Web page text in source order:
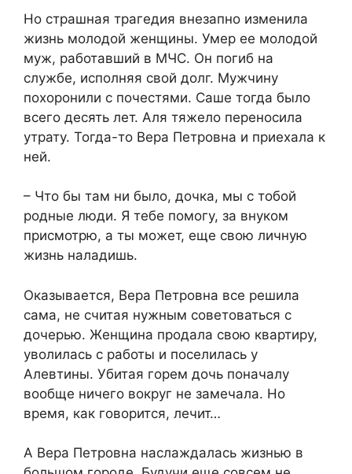
Но страшная трагедия внезапно изменила
жизнь молодой женщины. Умер ее молодой
муж, работавший в МЧС. Он погиб на
службе, исполняя свой долг. Мужчину
похоронили с почестями. Саше тогда было
всего десять лет. Аля тяжело переносила
утрату. Тогда-то Вера Петровна и приехала к
ней.
– Что бы там ни было, дочка, мы с тобой
родные люди. Я тебе помогу, за внуком
присмотрю, а ты может, еще свою личную
жизнь наладишь.
Оказывается, Вера Петровна все решила
сама, не считая нужным советоваться с
дочерью. Женщина продала свою квартиру,
уволилась с работы и поселилась у
Алевтины. Убитая горем дочь поначалу
вообще ничего вокруг не замечала. Но
время, как говорится, лечит…
А Вера Петровна наслаждалась жизнью в